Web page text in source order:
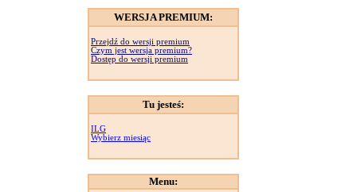
WERSJA PREMIUM:
Przejdź do wersji premium
Czym jest wersja premium?
Dostęp do wersji premium
Tu jesteś:
ILG
Wybierz miesiąc
Menu: